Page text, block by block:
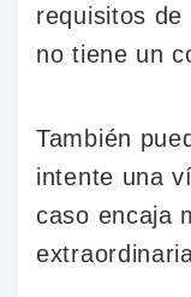
requisitos
no tiene un
También
intente una
caso encaja